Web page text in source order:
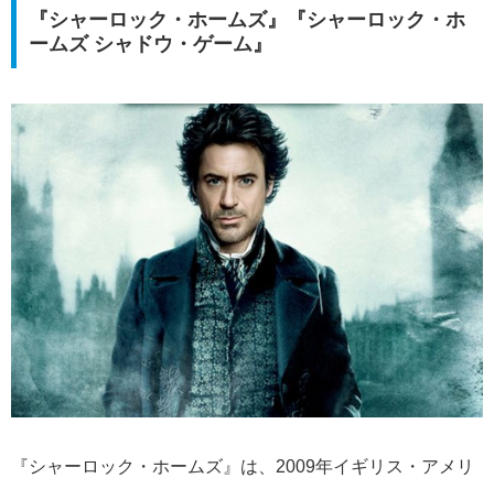
『シャーロック・ホームズ』『シャーロック・ホ
ームズ シャドウ・ゲーム』
『シャーロック・ホームズ』は、2009年イギリス・アメリ